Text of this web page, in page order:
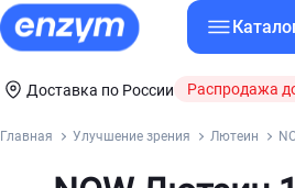
Доставка по России Распродажа
Главная Улучшение зрения Лютеин